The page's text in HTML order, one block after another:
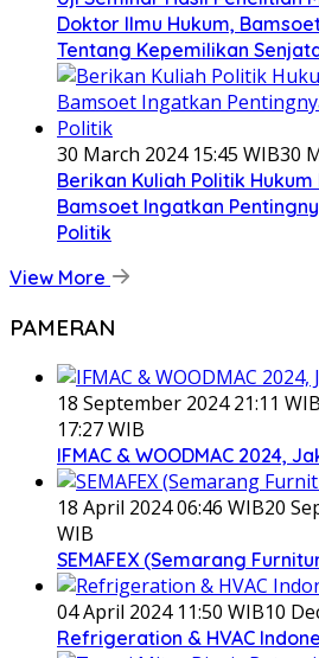
Doktor Ilmu Hukum,
Tentang Kepemilikan
30 March 2024 15:45 WIB30
Berikan Kuliah Politik
Bamsoet Ingatkan
Politik
View More
PAMERAN
18 September 2024 21:11 WIB
17:27 WIB
IFMAC & WOODMAC 2024,
18 April 2024 06:46 WIB20
WIB
SEMAFEX (Semarang
04 April 2024 11:50 WIB10
Refrigeration & HVAC